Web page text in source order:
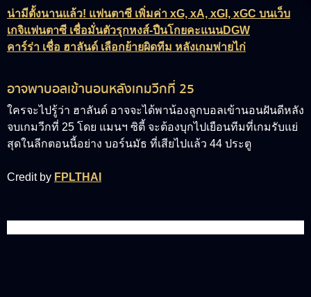
น่ามีตั้งนานแล้ว! แฟนตาซี เพิ่มค่า xG, xA, xGI, xGC บนเว็บ
เกจิแฟนตาซี เชื่อมั่นตัวรุกหงส์-ปืนโกยคะแนนDGW
คาร์ร่า เชื่อ ฮาลันด์ เลือกย้ายผิดทีม หลังเกมพ่ายไก่
อาจพาบอลเข้านอนหลังเกมวีกที่ 25
ใครจะไปรู้ว่า ฮาลันด์ อาจจะได้พาน้องลูกบอลเข้านอนฝันดีหลัง
จบเกมวีกที่ 25 โดย แมนฯ ซิตี้ จะต้องบุกไปเยือนทีมที่เกมรับแย่
สุดในลีกตอนนี้อย่าง บอร์นมัธ ที่เสียไปแล้ว 44 ประตู
Credit by FPLTHAI